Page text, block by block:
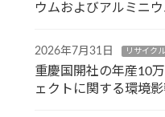
ウムおよびアルミニ
2026年7月31日 リサイク
重慶国開社の年産10
ェクトに関する環境